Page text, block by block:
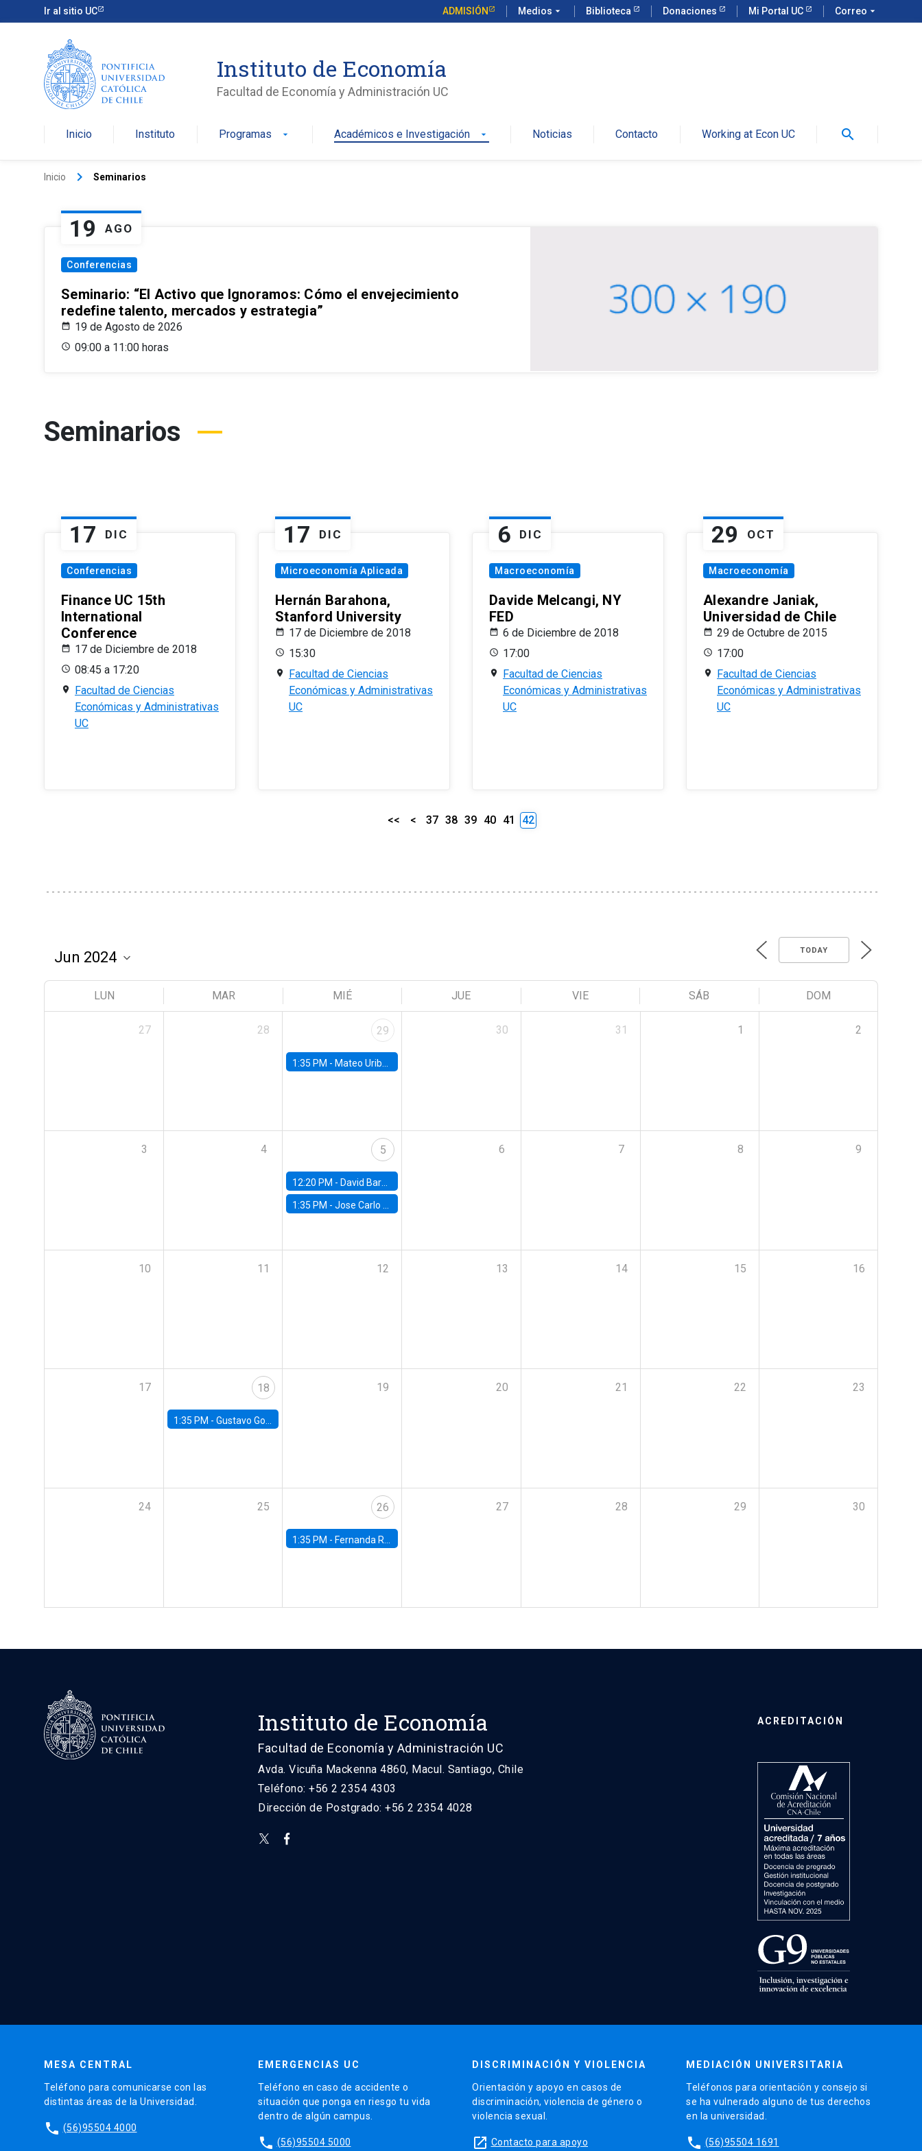
Ir al sitio UC ADMISIÓN Medios arrow_drop_down Biblioteca Donaciones Mi Portal UC Correo arrow_drop_down
Instituto de Economía
Facultad de Economía y Administración UC
Inicio Instituto Programas arrow_drop_down Académicos e Investigación arrow_drop_down Noticias Contacto Working at Econ UC search
Inicio keyboard_arrow_right Seminarios
19 AGO
Conferencias
Seminario: “El Activo que Ignoramos: Cómo el envejecimiento
redefine talento, mercados y estrategia”
19 de Agosto de 2026
09:00 a 11:00 horas
Seminarios
17 DIC
Conferencias
Finance UC 15th
International
Conference
17 de Diciembre de 2018
08:45 a 17:20
Facultad de Ciencias
Económicas y Administrativas
UC
17 DIC
Microeconomía Aplicada
Hernán Barahona,
Stanford University
17 de Diciembre de 2018
15:30
Facultad de Ciencias
Económicas y Administrativas
UC
6 DIC
Macroeconomía
Davide Melcangi, NY
FED
6 de Diciembre de 2018
17:00
Facultad de Ciencias
Económicas y Administrativas
UC
29 OCT
Macroeconomía
Alexandre Janiak,
Universidad de Chile
29 de Octubre de 2015
17:00
Facultad de Ciencias
Económicas y Administrativas
UC
<< < 37 38 39 40 41 42
TODAY
LUN MAR MIÉ JUE VIE SÁB DOM
27 28 29
1:35 PM - Mateo Uribe-Castro, Universidad de los Andes (Colombia)
30 31 1 2
3 4 5
12:20 PM - David Bardey, Universidad de los Andes - CEDE
1:35 PM -Jose Carlo Bermudez, UC (ME) & World Bank
6 7 8 9
10 11 12 13 14 15 16
17 18
1:35 PM - Gustavo González, Banco Central de Chile
19 20 21 22 23
24 25 26
1:35 PM - Fernanda Rojas Ampuero, University of Wisconsin-Madison
27 28 29 30
Instituto de Economía
Facultad de Economía y Administración UC
Avda. Vicuña Mackenna 4860, Macul. Santiago, Chile
Teléfono: +56 2 2354 4303
Dirección de Postgrado: +56 2 2354 4028
ACREDITACIÓN
MESA CENTRAL
Teléfono para comunicarse con las
distintas áreas de la Universidad.
phone (56)95504 4000
EMERGENCIAS UC
Teléfono en caso de accidente o
situación que ponga en riesgo tu vida
dentro de algún campus.
phone (56)95504 5000
DISCRIMINACIÓN Y VIOLENCIA
Orientación y apoyo en casos de
discriminación, violencia de género o
violencia sexual.
launch Contacto para apoyo
MEDIACIÓN UNIVERSITARIA
Teléfonos para orientación y consejo si
se ha vulnerado alguno de tus derechos
en la universidad.
phone (56)95504 1691